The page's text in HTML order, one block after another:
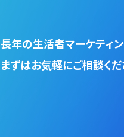
⻑年の生活者マーケティン
まずはお気軽にご相談くだ